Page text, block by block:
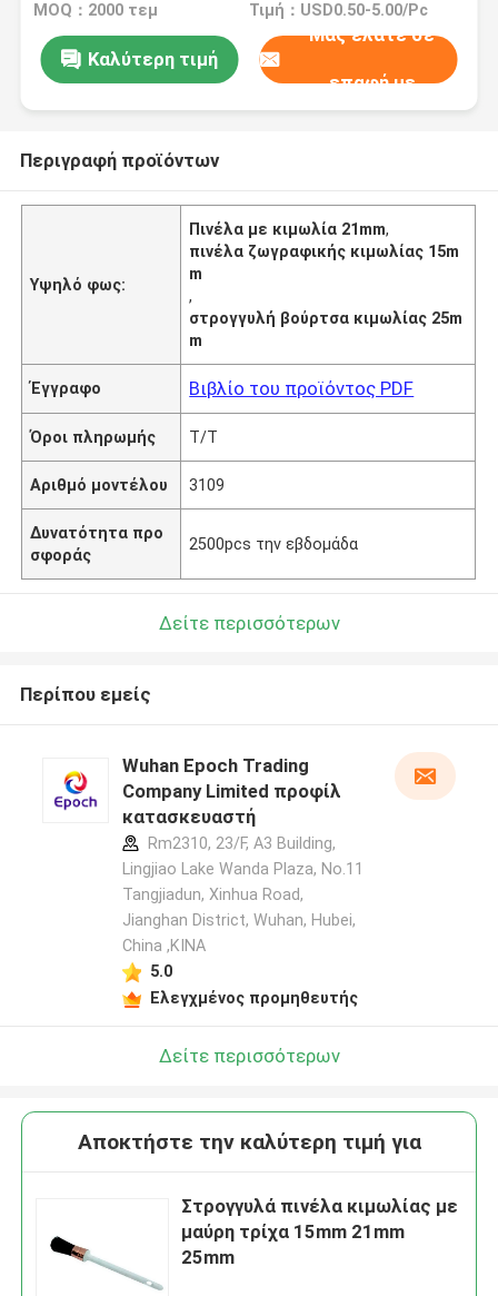
MOQ：2000 τεμ Τιμή：USD0.50-5.00/Pc
Καλύτερη τιμή
Μας ελάτε σε
επαφή με
Περιγραφή προϊόντων
Υψηλό φως:
Πινέλα με κιμωλία 21mm,
πινέλα ζωγραφικής κιμωλίας 15m
m
,
στρογγυλή βούρτσα κιμωλίας 25m
m
Έγγραφο Βιβλίο του προϊόντος PDF
Όροι πληρωμής T/T
Αριθμό μοντέλου 3109
Δυνατότητα προ
σφοράς
2500pcs την εβδομάδα
Δείτε περισσότερων
Περίπου εμείς
Wuhan Epoch Trading
Company Limited προφίλ
κατασκευαστή
Rm2310, 23/F, A3 Building,
Lingjiao Lake Wanda Plaza, No.11
Tangjiadun, Xinhua Road,
Jianghan District, Wuhan, Hubei,
China ,ΚΙΝΑ
5.0
Ελεγχμένος προμηθευτής
Δείτε περισσότερων
Αποκτήστε την καλύτερη τιμή για
Στρογγυλά πινέλα κιμωλίας με
μαύρη τρίχα 15mm 21mm
25mm